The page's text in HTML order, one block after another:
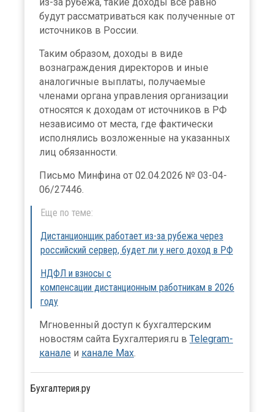
будут рассматриваться как полученные от
источников в России.
Таким образом, доходы в виде
вознаграждения директоров и иные
аналогичные выплаты, получаемые
членами органа управления организации
относятся к доходам от источников в РФ
независимо от места, где фактически
исполнялись возложенные на указанных
лиц обязанности.
Письмо Минфина от 02.04.2026 № 03-04-
06/27446.
Еще по теме:
Дистанционщик работает из-за рубежа через
российский сервер, будет ли у него доход в РФ
НДФЛ и взносы с
компенсации дистанционным работникам в 2026
году⁠
Мгновенный доступ к бухгалтерским
новостям сайта Бухгалтерия.ru в Telegram-
канале и канале Max.
Бухгалтерия.ру